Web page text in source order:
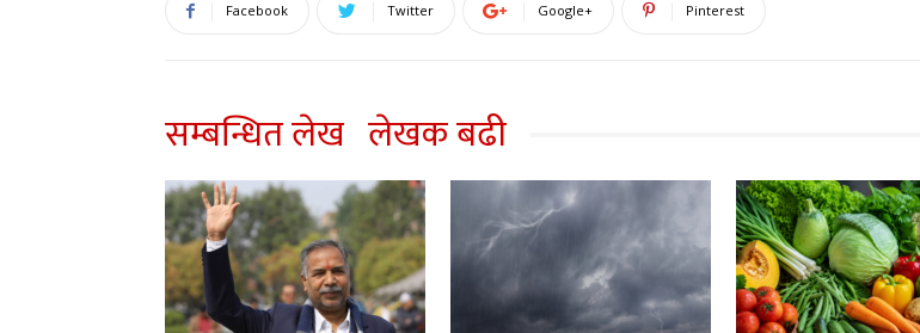
Facebook Twitter Google+ Pinterest
सम्बन्धित लेख लेखक बढी